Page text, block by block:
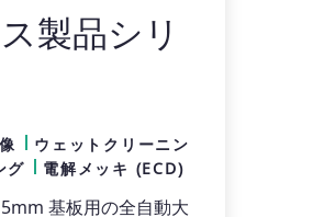
製品シリ
ウェットクリーニン
グ
電解メッキ (ECD)
基板用の全自動大